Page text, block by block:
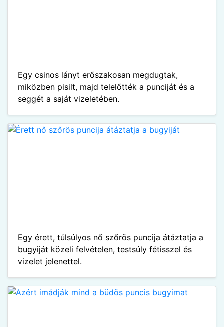
Egy csinos lányt erőszakosan megdugtak,
miközben pisilt, majd telelőtték a punciját és a
seggét a saját vizeletében.
Egy érett, túlsúlyos nő szőrös puncija átáztatja a
bugyiját közeli felvételen, testsúly fétisszel és
vizelet jelenettel.